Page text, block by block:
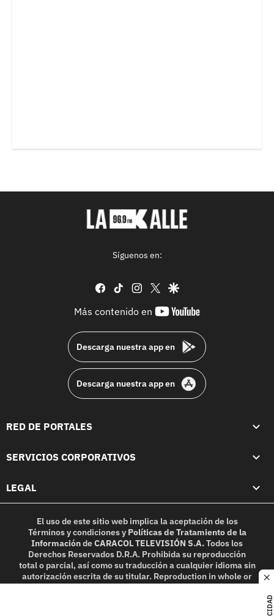
Síguenos en:
facebook
tiktok instagram
twittergoogle
Más contenido en
youtube-
Descarga nuestra app en
Descarga nuestra app en
RED DE PORTALES
SERVICIOS CORPORATIVOS
LEGAL
El uso de este sitio web implica la aceptación de los
Términos y condicionesy Políticas de Tratamiento de la
InformacióndeCARACOL TELEVISIÓN S.A.Todos los
Derechos Reservados D.R.A. Prohibida su reproducción
total o parcial, así como su traducción a cualquier idioma sin
autorización escrita de su titular. Reproduction in whole or
in part, or translation without written permission is